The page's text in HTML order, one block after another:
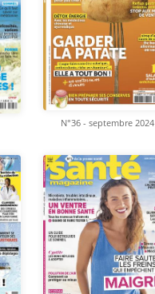
N°36 - septembre 2024